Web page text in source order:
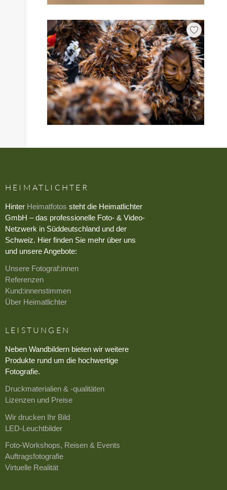
HEIMATLICHTER
Hinter Heimatfotos steht die Heimatlichter
GmbH – das professionelle Foto- & Video-
Netzwerk in Süddeutschland und der
Schweiz. Hier finden Sie mehr über uns
und unsere Angebote:
Unsere Fotograf:innen
Referenzen
Kund:innenstimmen
Über Heimatlichter
LEISTUNGEN
Neben Wandbildern bieten wir weitere
Produkte rund um die hochwertige
Fotografie.
Druckmaterialien & -qualitäten
Lizenzen und Preise
Wir drucken Ihr Bild
LED-Leuchtbilder
Foto-Workshops, Reisen & Events
Auftragsfotografie
Virtuelle Realität